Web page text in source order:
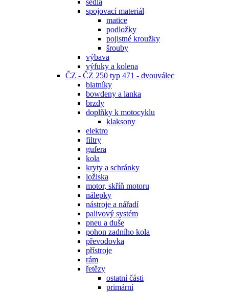
spojovací materiál
matice
podložky
pojistné kroužky
šrouby
výbava
výfuky a kolena
ČZ - ČZ 250 typ 471 - dvouválec
blatníky
bowdeny a lanka
brzdy
doplňky k motocyklu
klaksony
elektro
filtry
gufera
kola
kryty a schránky
ložiska
motor, skříň motoru
nálepky
nástroje a nářadí
palivový systém
pneu a duše
pohon zadního kola
převodovka
přístroje
rám
řetězy
ostatní části
primární